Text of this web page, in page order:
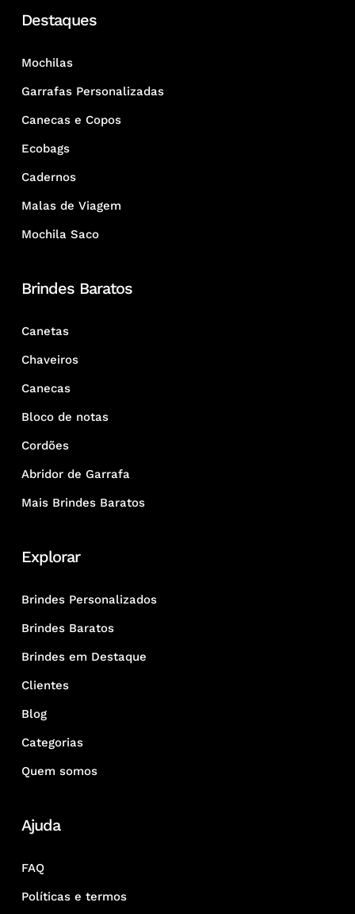
Destaques
Mochilas
Garrafas Personalizadas
Canecas e Copos
Ecobags
Cadernos
Malas de Viagem
Mochila Saco
Brindes Baratos
Canetas
Chaveiros
Canecas
Bloco de notas
Cordões
Abridor de Garrafa
Mais Brindes Baratos
Explorar
Brindes Personalizados
Brindes Baratos
Brindes em Destaque
Clientes
Blog
Categorias
Quem somos
Ajuda
FAQ
Políticas e termos